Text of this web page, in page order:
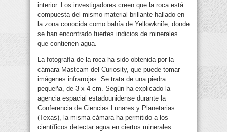
interior. Los investigadores creen que la roca está
compuesta del mismo material brillante hallado en
la zona conocida como bahía de Yellowknife, donde
se han encontrado fuertes indicios de minerales
que contienen agua.
La fotografía de la roca ha sido obtenida por la
cámara Mastcam del Curiosity, que puede tomar
imágenes infrarrojas. Se trata de una piedra
pequeña, de 3 x 4 cm. Según ha explicado la
agencia espacial estadounidense durante la
Conferencia de Ciencias Lunares y Planetarias
(Texas), la misma cámara ha permitido a los
científicos detectar agua en ciertos minerales.